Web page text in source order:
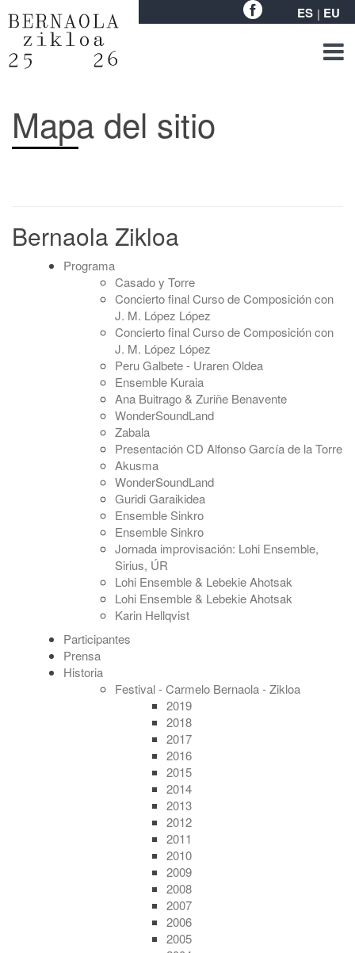
ES EU
Mapa del sitio
Bernaola Zikloa
Programa
Casado y Torre
Concierto final Curso de Composición con
J. M. López López
Concierto final Curso de Composición con
J. M. López López
Peru Galbete - Uraren Oldea
Ensemble Kuraia
Ana Buitrago & Zuriñe Benavente
WonderSoundLand
Zabala
Presentación CD Alfonso García de la Torre
Akusma
WonderSoundLand
Guridi Garaikidea
Ensemble Sinkro
Ensemble Sinkro
Jornada improvisación: Lohi Ensemble,
Sirius, ÚR
Lohi Ensemble & Lebekie Ahotsak
Lohi Ensemble & Lebekie Ahotsak
Karin Hellqvist
Participantes
Prensa
Historia
Festival - Carmelo Bernaola - Zikloa
2019
2018
2017
2016
2015
2014
2013
2012
2011
2010
2009
2008
2007
2006
2005